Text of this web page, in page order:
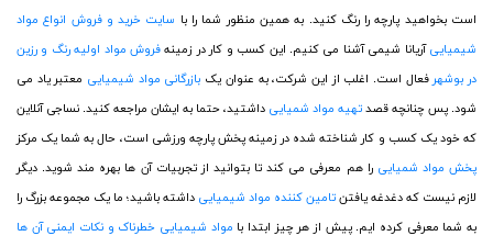
است بخواهید پارچه را رنگ کنید. به همین منظور شما را با سایت خرید و فروش انواع مواد
شیمیایی آریانا شیمی آشنا می کنیم. این کسب و کار در زمینه فروش مواد اولیه رنگ و رزین
در بوشهر فعال است. اغلب از این شرکت، به عنوان یک بازرگانی مواد شیمیایی معتبر یاد می
شود. پس چنانچه قصد تهیه مواد شمیایی داشتید، حتما به ایشان مراجعه کنید. نساجی آنلاین
که خود یک کسب و کار شناخته شده در زمینه پخش پارچه ورزشی است، حال به شما یک مرکز
پخش مواد شمیایی را هم معرفی می کند تا بتوانید از تجربیات آن ها بهره مند شوید. دیگر
لازم نیست که دغدغه یافتن تامین کننده مواد شیمیایی داشته باشید؛ ما یک مجموعه بزرگ را
به شما معرفی کرده ایم. پیش از هر چیز ابتدا با مواد شیمیایی خطرناک و نکات ایمنی آن ها